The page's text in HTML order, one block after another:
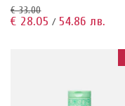
€ 33.00
€ 28.05 / 54.86 лв.